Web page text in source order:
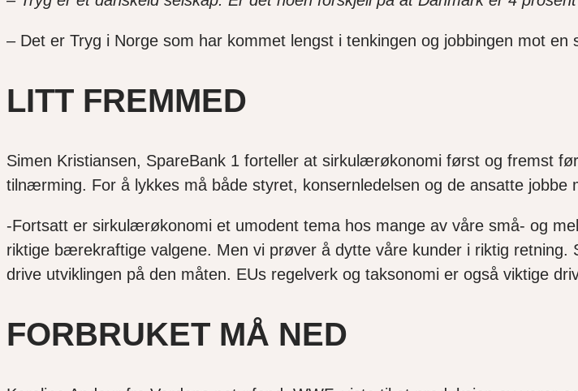
– Det er Tryg i Norge som har kommet lengst i tenkingen og jobbingen mot
LITT FREMMED
Simen Kristiansen, SpareBank 1 forteller at sirkulærøkonomi først og fremst
tilnærming. For å lykkes må både styret, konsernledelsen og de ansatte
-Fortsatt er sirkulærøkonomi et umodent tema hos mange av våre små- og
riktige bærekraftige valgene. Men vi prøver å dytte våre kunder i riktig
drive utviklingen på den måten. EUs regelverk og taksonomi er også viktige
FORBRUKET MÅ NED